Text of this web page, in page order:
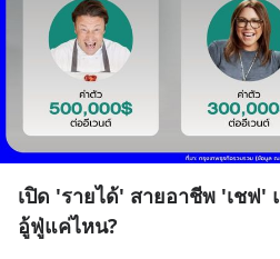
เปิด 'รายได้' สายอาชีพ 'เชฟ'
อู้ฟู่แค่ไหน?